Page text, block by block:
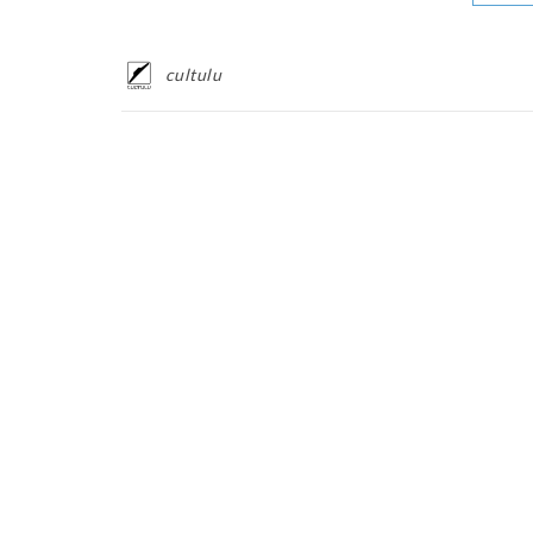
cultulu